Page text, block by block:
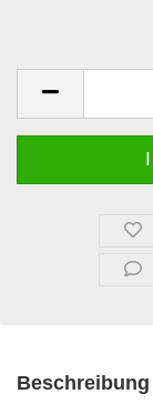
Beschreibung